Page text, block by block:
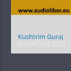
Kushtrim Guraj